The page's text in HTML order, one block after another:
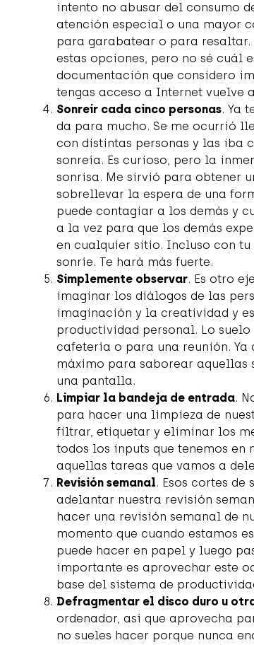
intento no abusar del consumo
atención especial o una mayor
para garabatear o para resaltar.
estas opciones, pero no sé cuál
documentación que considero
tengas acceso a Internet vuelve
Sonreír cada cinco personas. Ya
da para mucho. Se me ocurrió
con distintas personas y las iba
sonreía. Es curioso, pero la
sonrisa. Me sirvió para obtener
sobrellevar la espera de una
puede contagiar a los demás y
a la vez para que los demás
en cualquier sitio. Incluso con tu
sonríe. Te hará más fuerte.
Simplemente observar. Es otro
imaginar los diálogos de las
imaginación y la creatividad y
productividad personal. Lo
cafetería o para una reunión.
máximo para saborear aquellas
una pantalla.
Limpiar la bandeja de entrada.
para hacer una limpieza de
filtrar, etiquetar y eliminar los
todos los inputs que tenemos
aquellas tareas que vamos a
Revisión semanal. Esos cortes
adelantar nuestra revisión
hacer una revisión semanal de
momento que cuando estamos
puede hacer en papel y luego
importante es aprovechar este
base del sistema de
Defragmentar el disco duro u
ordenador, así que aprovecha
no sueles hacer porque nunca